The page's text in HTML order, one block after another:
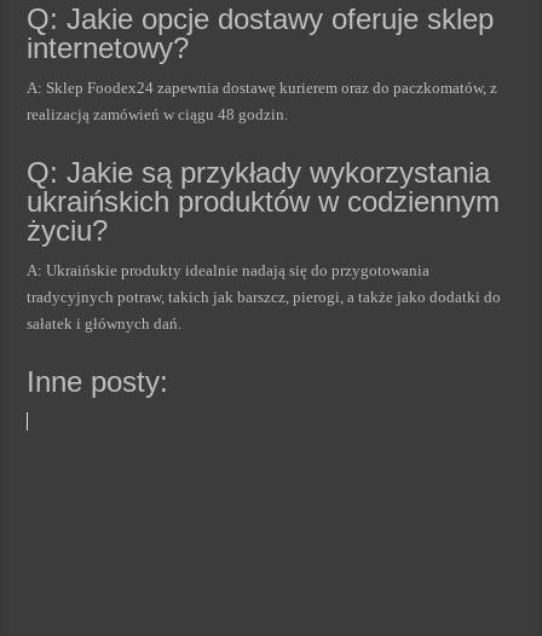
Q: Jakie opcje dostawy oferuje sklep
internetowy?
A: Sklep Foodex24 zapewnia dostawę kurierem oraz do paczkomatów, z
realizacją zamówień w ciągu 48 godzin.
Q: Jakie są przykłady wykorzystania
ukraińskich produktów w codziennym
życiu?
A: Ukraińskie produkty idealnie nadają się do przygotowania
tradycyjnych potraw, takich jak barszcz, pierogi, a także jako dodatki do
sałatek i głównych dań.
Inne posty: